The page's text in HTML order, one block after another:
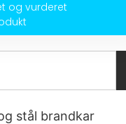
og vurderet
stål brandkar